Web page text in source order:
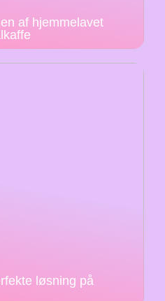
af hjemmelavet
løsning på